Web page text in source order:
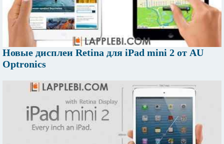
Новые дисплеи Retina для iPad mini 2 от AU
Optronics